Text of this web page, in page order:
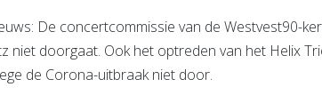
De concertcommissie van de Westvest90-
niet doorgaat. Ook het optreden van het Helix
de Corona-uitbraak niet door.